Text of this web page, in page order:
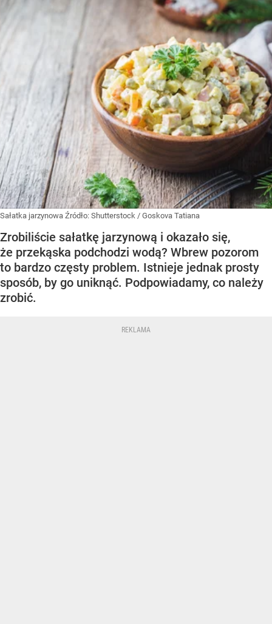
Sałatka jarzynowa Źródło: Shutterstock / Goskova Tatiana
Zrobiliście sałatkę jarzynową i okazało się,
że przekąska podchodzi wodą? Wbrew pozorom
to bardzo częsty problem. Istnieje jednak prosty
sposób, by go uniknąć. Podpowiadamy, co należy
zrobić.